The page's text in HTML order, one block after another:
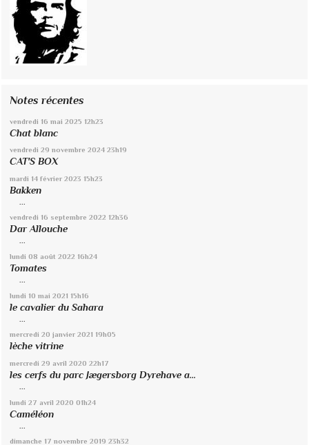
Notes récentes
vendredi 16 mai 2025 12h23
Chat blanc
vendredi 29 novembre 2024 23h19
CAT'S BOX
mardi 14 février 2023 15h23
Bakken
vendredi 16 septembre 2022 12h36
Dar Allouche
...
lundi 08 août 2022 16h24
Tomates
...
lundi 10 mai 2021 15h16
le cavalier du Sahara
mercredi 20 janvier 2021 19h05
lèche vitrine
mercredi 29 avril 2020 22h17
les cerfs du parc Jægersborg Dyrehave a...
lundi 27 avril 2020 01h24
Caméléon
dimanche 17 novembre 2019 23h32